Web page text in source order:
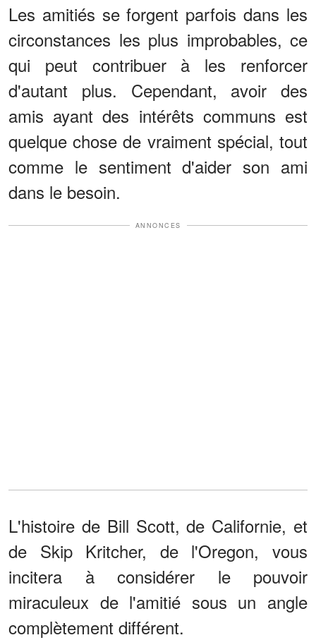
Les amitiés se forgent parfois dans les
circonstances les plus improbables, ce
qui peut contribuer à les renforcer
d'autant plus. Cependant, avoir des
amis ayant des intérêts communs est
quelque chose de vraiment spécial, tout
comme le sentiment d'aider son ami
dans le besoin.
ANNONCES
L'histoire de Bill Scott, de Californie, et
de Skip Kritcher, de l'Oregon, vous
incitera à considérer le pouvoir
miraculeux de l'amitié sous un angle
complètement différent.